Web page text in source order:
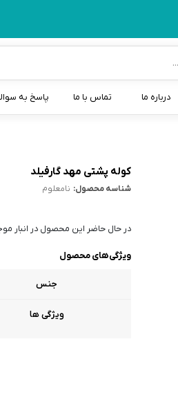
درباره ما تماس با ما پاسخ به
کوله پشتی مهد گارفیلد
شناسه محصول: نامعلوم
در حال حاضر این محصول در انبار
ویژگی‌های محصول
جنس
ویژگی ها